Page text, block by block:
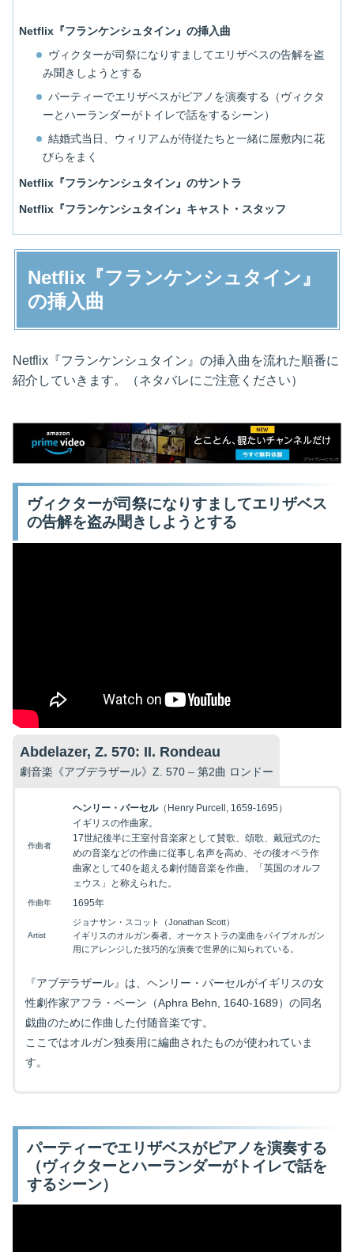
Netflix『フランケンシュタイン』の挿入曲
ヴィクターが司祭になりすましてエリザベスの告解を盗
み聞きしようとする
パーティーでエリザベスがピアノを演奏する（ヴィクタ
ーとハーランダーがトイレで話をするシーン）
結婚式当日、ウィリアムが侍従たちと一緒に屋敷内に花
びらをまく
Netflix『フランケンシュタイン』のサントラ
Netflix『フランケンシュタイン』キャスト・スタッフ
Netflix『フランケンシュタイン』
の挿入曲
Netflix『フランケンシュタイン』の挿入曲を流れた順番に
紹介していきます。（ネタバレにご注意ください）
ヴィクターが司祭になりすましてエリザベス
の告解を盗み聞きしようとする
Abdelazer, Z. 570: II. Rondeau
劇音楽《アブデラザール》Z. 570 – 第2曲 ロンドー
作曲者
ヘンリー・パーセル（Henry Purcell, 1659-1695）
イギリスの作曲家。
17世紀後半に王室付音楽家として賛歌、頌歌、戴冠式のた
めの音楽などの作曲に従事し名声を高め、その後オペラ作
曲家として40を超える劇付随音楽を作曲。「英国のオルフ
ェウス」と称えられた。
作曲年 1695年
Artist
ジョナサン・スコット（Jonathan Scott）
イギリスのオルガン奏者。オーケストラの楽曲をパイプオルガン
用にアレンジした技巧的な演奏で世界的に知られている。
『アブデラザール』は、ヘンリー・パーセルがイギリスの女
性劇作家アフラ・ベーン（Aphra Behn, 1640-1689）の同名
戯曲のために作曲した付随音楽です。
ここではオルガン独奏用に編曲されたものが使われていま
す。
パーティーでエリザベスがピアノを演奏する
（ヴィクターとハーランダーがトイレで話を
するシーン）